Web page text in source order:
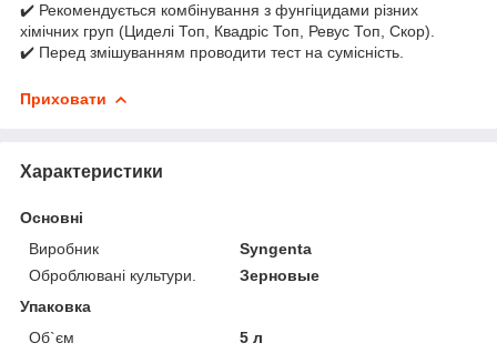
✔️ Рекомендується комбінування з фунгіцидами різних
хімічних груп (Циделі Топ, Квадріс Топ, Ревус Топ, Скор).
✔️ Перед змішуванням проводити тест на сумісність.
Приховати
Характеристики
Основні
Виробник
Syngenta
Оброблювані культури.
Зерновые
Упаковка
Об`єм
5 л